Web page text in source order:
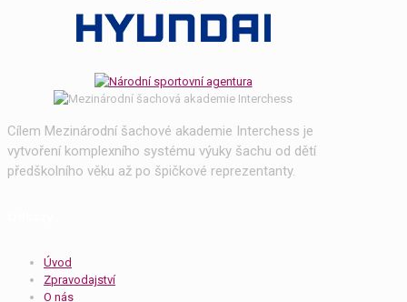
Cílem Mezinárodní šachové akademie Interchess je
vytvoření komplexního systému výuky šachu od dětí
předškolního věku až po špičkové reprezentanty.
Úvod
Zpravodajství
O nás